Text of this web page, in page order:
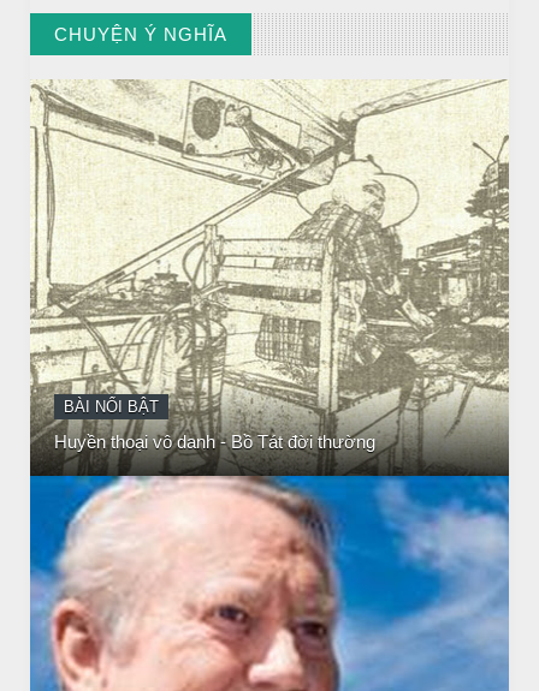
CHUYỆN Ý NGHĨA
// VIEW MORE BY CHUYỆN Ý NGHĨA
BÀI NỔI BẬT
Huyền thoại vô danh - Bồ Tát đời thường
CHUYỆN Ý NGHĨA
NGƯỜI GIÀU THỰC SỰ